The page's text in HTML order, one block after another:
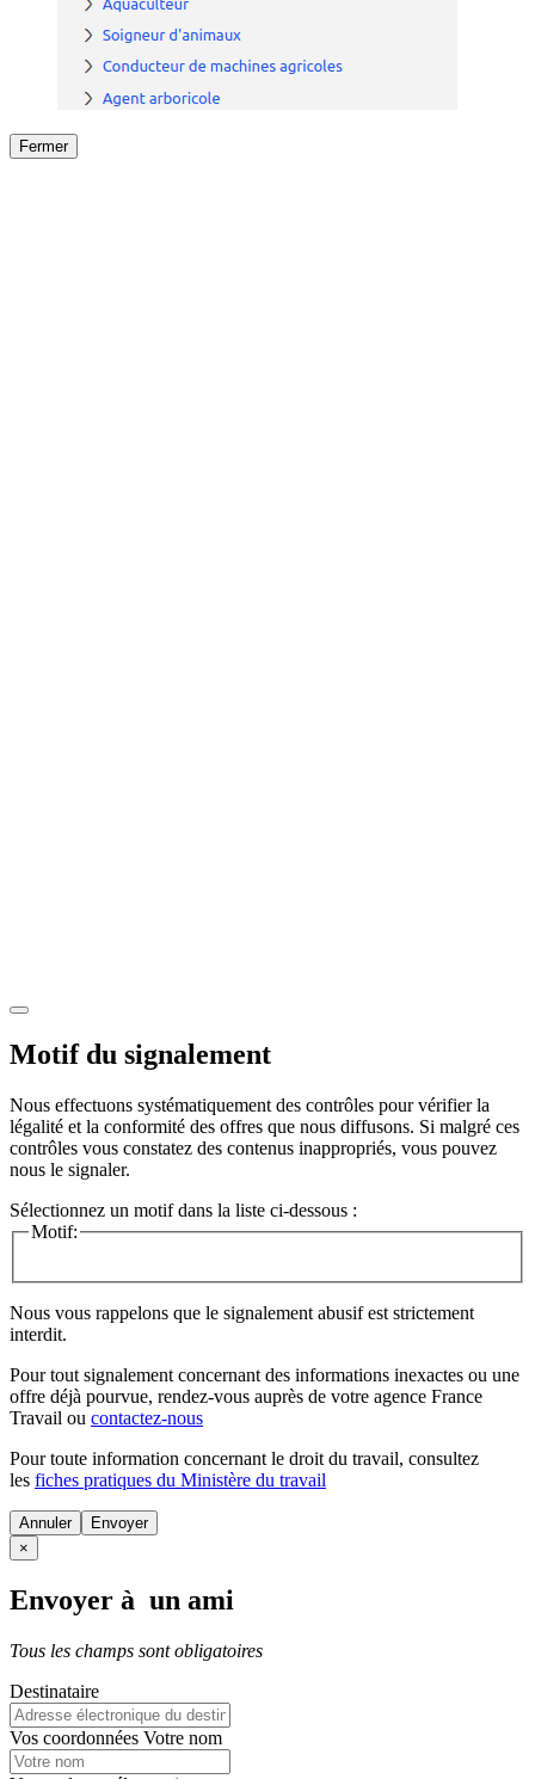
Fermer
Motif du signalement
Nous effectuons systématiquement des contrôles pour vérifier la
légalité et la conformité des offres que nous diffusons. Si malgré ces
contrôles vous constatez des contenus inappropriés, vous pouvez
nous le signaler.
Sélectionnez un motif dans la liste ci-dessous :
Motif:
Nous vous rappelons que le signalement abusif est strictement
interdit.
Pour tout signalement concernant des informations inexactes ou une
offre déjà pourvue, rendez-vous auprès de votre agence France
Travail ou contactez-nous
Pour toute information concernant le droit du travail, consultez
les fiches pratiques du Ministère du travail
Annuler
×
Envoyer à un ami
Tous les champs sont obligatoires
Destinataire
Vos coordonnées Votre nom